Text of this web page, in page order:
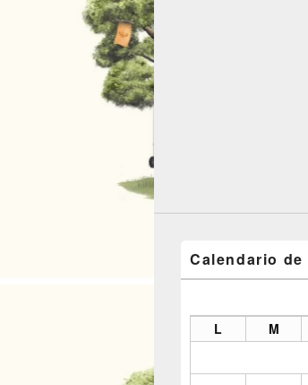
Calendario
L M